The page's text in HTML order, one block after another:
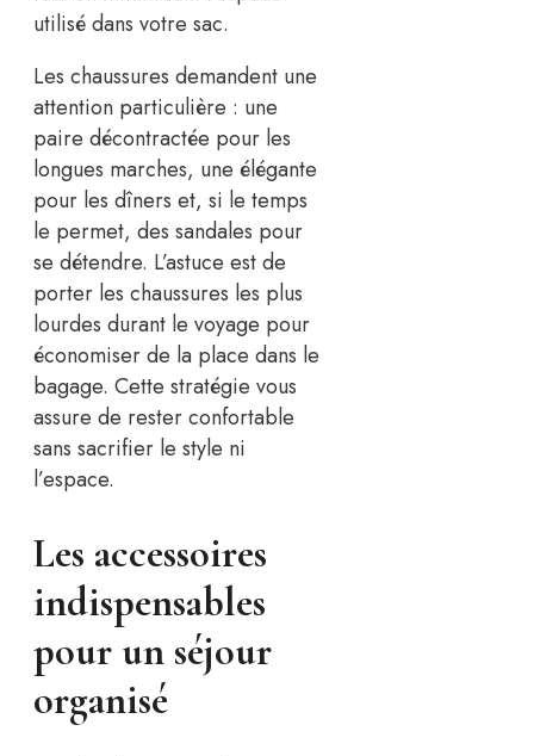
utilisé dans votre sac.
Les chaussures demandent une
attention particulière : une
paire décontractée pour les
longues marches, une élégante
pour les dîners et, si le temps
le permet, des sandales pour
se détendre. L’astuce est de
porter les chaussures les plus
lourdes durant le voyage pour
économiser de la place dans le
bagage. Cette stratégie vous
assure de rester confortable
sans sacrifier le style ni
l’espace.
Les accessoires
indispensables
pour un séjour
organisé